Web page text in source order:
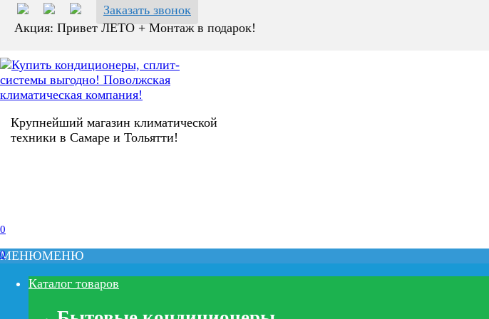
Перейти
содержанию
Заказать звонок
Акция: Привет ЛЕТО + Монтаж в подарок!
Крупнейший магазин климатической
техники в Самаре и Тольятти!
0
0
МЕНЮМЕНЮ
Каталог товаров